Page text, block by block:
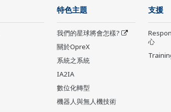
特色主題
我們的星球將會怎樣?
關於OpreX
系統之系統
IA2IA
數位化轉型
機器人與無人機技術
支援
心